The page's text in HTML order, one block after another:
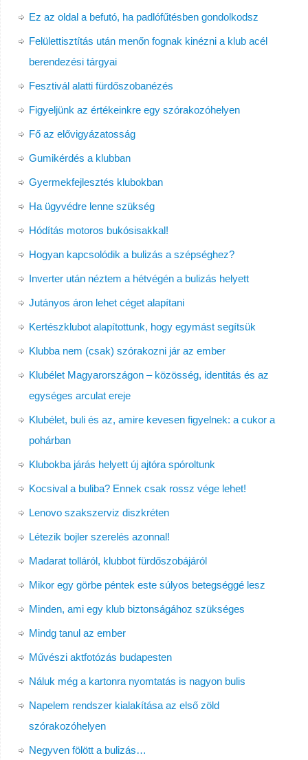
Ez az oldal a befutó, ha padlófűtésben gondolkodsz
Felülettisztítás után menőn fognak kinézni a klub acél
berendezési tárgyai
Fesztivál alatti fürdőszobanézés
Figyeljünk az értékeinkre egy szórakozóhelyen
Fő az elővigyázatosság
Gumikérdés a klubban
Gyermekfejlesztés klubokban
Ha ügyvédre lenne szükség
Hódítás motoros bukósisakkal!
Hogyan kapcsolódik a bulizás a szépséghez?
Inverter után néztem a hétvégén a bulizás helyett
Jutányos áron lehet céget alapítani
Kertészklubot alapítottunk, hogy egymást segítsük
Klubba nem (csak) szórakozni jár az ember
Klubélet Magyarországon – közösség, identitás és az
egységes arculat ereje
Klubélet, buli és az, amire kevesen figyelnek: a cukor a
pohárban
Klubokba járás helyett új ajtóra spóroltunk
Kocsival a buliba? Ennek csak rossz vége lehet!
Lenovo szakszerviz diszkréten
Létezik bojler szerelés azonnal!
Madarat tolláról, klubbot fürdőszobájáról
Mikor egy görbe péntek este súlyos betegséggé lesz
Minden, ami egy klub biztonságához szükséges
Mindg tanul az ember
Művészi aktfotózás budapesten
Náluk még a kartonra nyomtatás is nagyon bulis
Napelem rendszer kialakítása az első zöld
szórakozóhelyen
Negyven fölött a bulizás…